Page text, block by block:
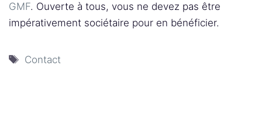
GMF. Ouverte à tous, vous ne devez pas être
impérativement sociétaire pour en bénéficier.
Étiquettes
Contact